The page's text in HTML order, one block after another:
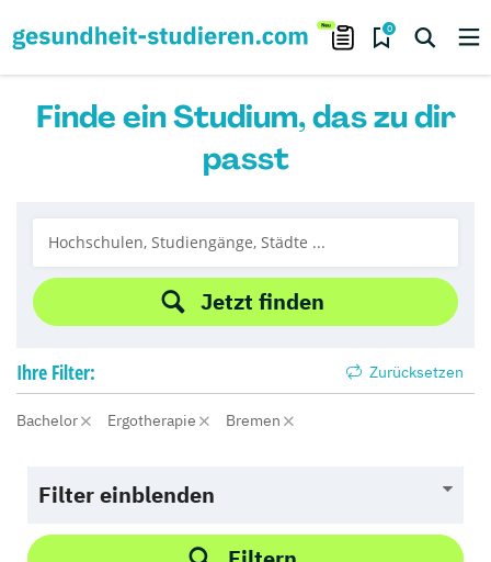
0
Finde ein Studium, das zu dir
passt
Jetzt finden
Ihre Filter: Zurücksetzen
Bachelor Ergotherapie Bremen
Filter einblenden